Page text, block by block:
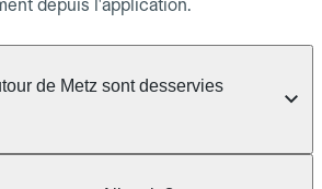
depuis l'application.
de Metz sont desservies